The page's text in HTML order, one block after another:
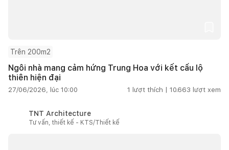
Trên 200m2
Ngôi nhà mang cảm hứng Trung Hoa với kết cấu lộ
thiên hiện đại
27/06/2026, lúc 10:00 1 lượt thích | 10.663 lượt xem
TNT Architecture
Tư vấn, thiết kế - KTS/Thiết kế